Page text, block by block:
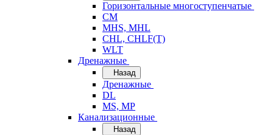
Горизонтальные многоступенчатые
CM
MHS, MHL
CHL, CHLF(T)
WLT
Дренажные
Назад
Дренажные
DL
MS, MP
Канализационные
Назад